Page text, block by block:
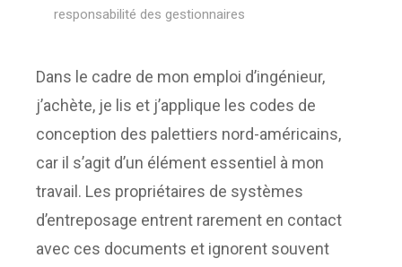
responsabilité des gestionnaires
Dans le cadre de mon emploi d’ingénieur,
j’achète, je lis et j’applique les codes de
conception des palettiers nord-américains,
car il s’agit d’un élément essentiel à mon
travail. Les propriétaires de systèmes
d’entreposage entrent rarement en contact
avec ces documents et ignorent souvent